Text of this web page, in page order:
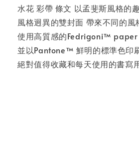
水花 彩帶 條文 以孟斐斯風格的
風格迥異的雙封面 帶來不同的風
使用高質感的Fedrigoni™ paper
並以Pantone™ 鮮明的標準色印
絕對值得收藏和每天使用的書寫